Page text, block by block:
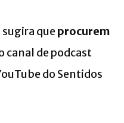
queprocurem
canal de podcast
do Sentidos